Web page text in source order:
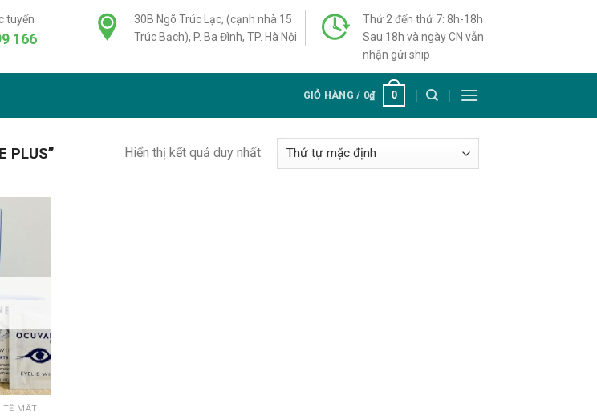
tuyến
166
30B Ngõ Trúc Lạc, (cạnh nhà 15
Trúc Bạch), P. Ba Đình, TP. Hà Nội
Thứ 2 đến thứ 7: 8h-18h
Sau 18h và ngày CN vẫn
nhận gửi ship
GIỎ HÀNG / 0₫ 0
PLUS” Hiển thị kết quả duy nhất
TẾ MẮT